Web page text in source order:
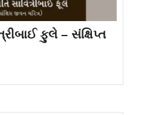
ફુલે – સંક્ષિપ્ત